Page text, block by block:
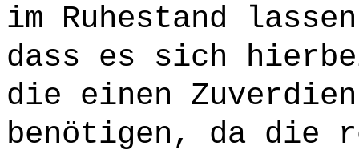
im Ruhestand
dass es sich
die einen
benötigen, da die